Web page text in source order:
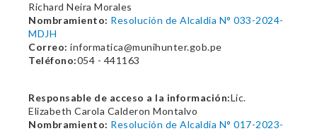
Richard Neira Morales
Nombramiento: Resolución de Alcaldia N° 033-2024-
MDJH
Correo: informatica@munihunter.gob.pe
Teléfono:054 - 441163
Responsable de acceso a la información:Lic.
Elizabeth Carola Calderon Montalvo
Nombramiento: Resolución de Alcaldia N° 017-2023-